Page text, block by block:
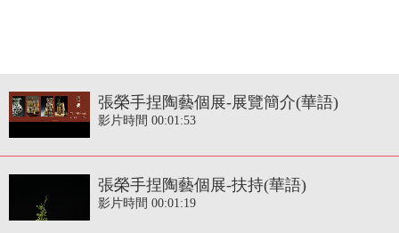
張榮手捏陶藝個展-展覽簡介(華語)
影片時間 00:01:53
張榮手捏陶藝個展-扶持(華語)
影片時間 00:01:19